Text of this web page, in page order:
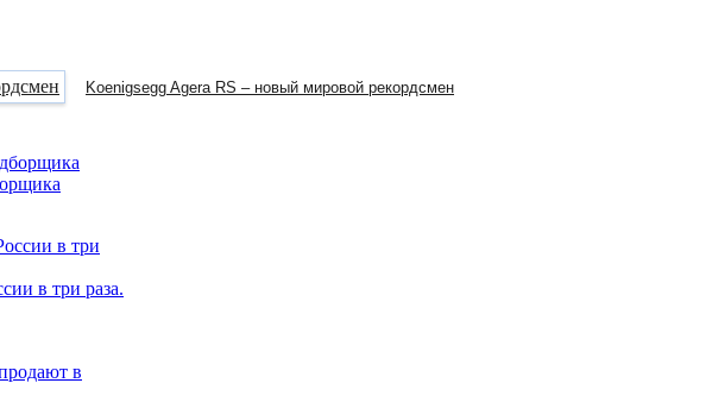
Koenigsegg Agera RS – новый мировой рекордсмен
в три раза.